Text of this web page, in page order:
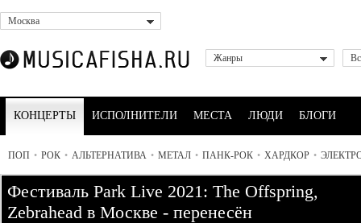
Москва
Жанры
КОНЦЕРТЫ ИСПОЛНИТЕЛИ МЕСТА ЛЮДИ БЛОГИ
ПОП • РОК • АЛЬТЕРНАТИВА • МЕТАЛ • ПАНК-РОК • ХАРДКОР •
Фестиваль Park Live 2021: The Offspring,
Zebrahead в Москве - перенесён